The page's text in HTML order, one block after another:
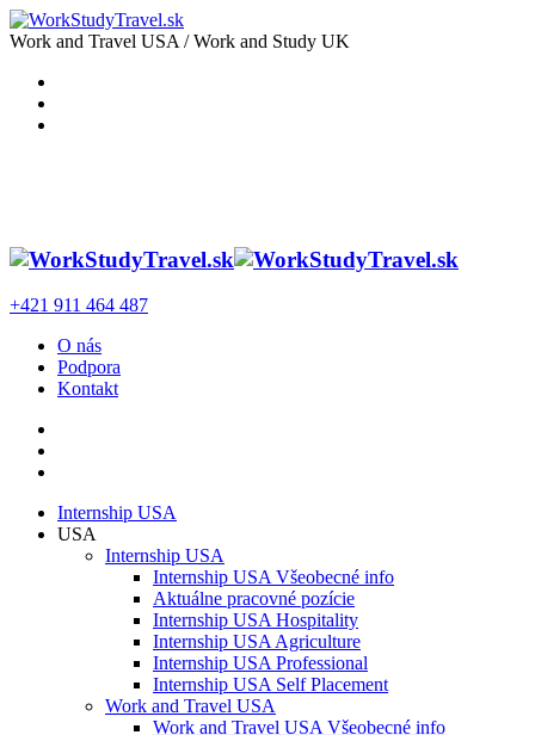
Work and Travel USA / Work and Study UK
+421 911 464 487
O nás
Podpora
Kontakt
Internship USA
USA
Internship USA
Internship USA Všeobecné info
Aktuálne pracovné pozície
Internship USA Hospitality
Internship USA Agriculture
Internship USA Professional
Internship USA Self Placement
Work and Travel USA
Work and Travel USA Všeobecné info